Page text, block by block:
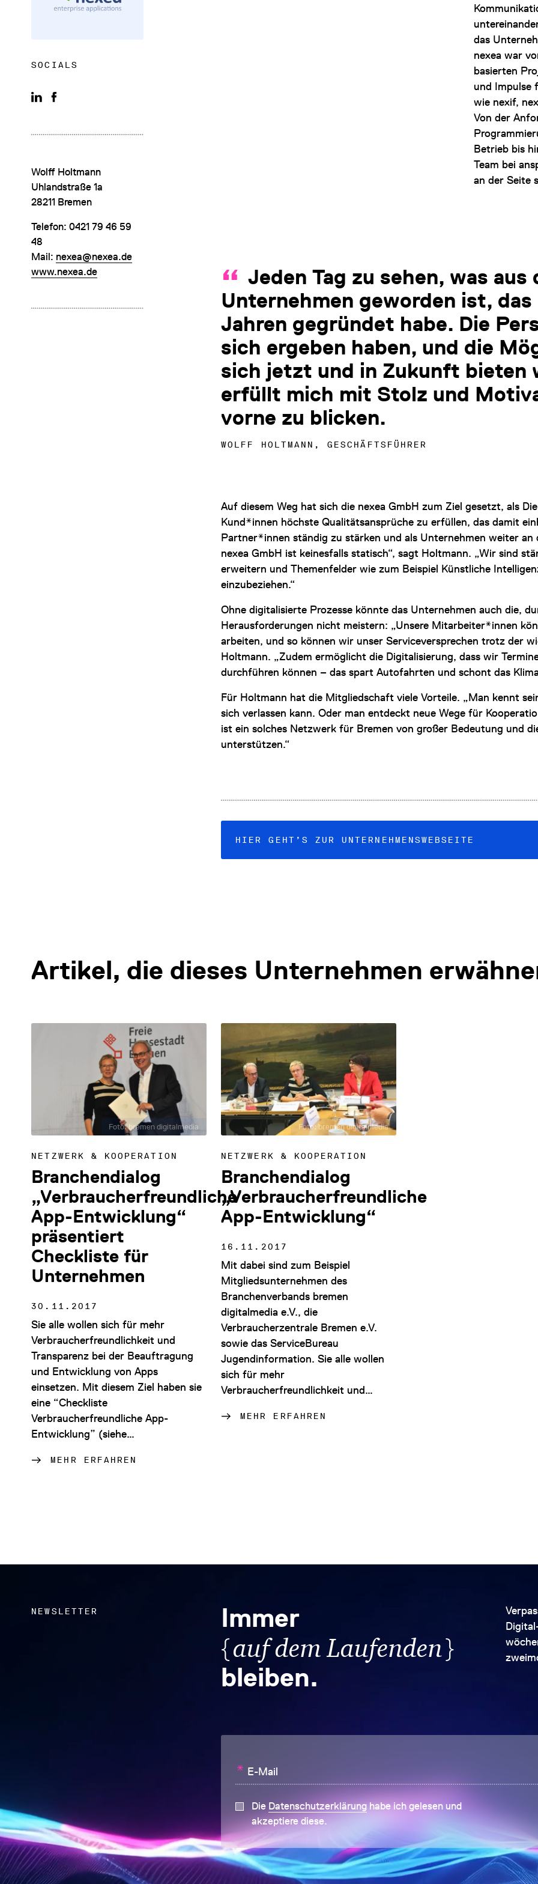
DATENSCHUTZ
COOKIE-EINSTELLUNGEN
SOCIALS
Wolff Holtmann
Uhlandstraße 1a
28211 Bremen
Telefon: 0421 79 46 59
48
Mail: nexea@nexea.de
www.nexea.de
das
nexea war
basierten
und Impulse
wie nexif,
Von der
Betrieb bis
Team bei
an der Seite
Jeden Tag zu sehen, was aus
Unternehmen geworden ist,
Jahren gegründet habe. Die
sich ergeben haben, und die
sich jetzt und in Zukunft bieten
erfüllt mich mit Stolz und
vorne zu blicken.
WOLFF HOLTMANN, GESCHÄFTSFÜHRER
Auf diesem Weg hat sich die nexea GmbH zum Ziel gesetzt, als
Kund*innen höchste Qualitätsansprüche zu erfüllen, das damit
Partner*innen ständig zu stärken und als Unternehmen weiter an
nexea GmbH ist keinesfalls statisch“, sagt Holtmann. „Wir sind
erweitern und Themenfelder wie zum Beispiel Künstliche
einzubeziehen.“
Ohne digitalisierte Prozesse könnte das Unternehmen auch die,
Herausforderungen nicht meistern: „Unsere Mitarbeiter*innen
arbeiten, und so können wir unser Serviceversprechen trotz der
Holtmann. „Zudem ermöglicht die Digitalisierung, dass wir
durchführen können – das spart Autofahrten und schont das
Für Holtmann hat die Mitgliedschaft viele Vorteile. „Man kennt
sich verlassen kann. Oder man entdeckt neue Wege für
ist ein solches Netzwerk für Bremen von großer Bedeutung und
unterstützen.“
HIER GEHT’S ZURUNTERNEHMENSWEBSEITE
Artikel, die dieses Unternehmen
Foto: bremen digitalmedia
NETZWERK & KOOPERATION
Branchendialog
„Verbraucherfreundliche
App-Entwicklung“
präsentiert
Checkliste für
Unternehmen
30.11.2017
Sie alle wollen sich für mehr
Verbraucherfreundlichkeit und
Transparenz bei der Beauftragung
und Entwicklung von Apps
einsetzen. Mit diesem Ziel haben sie
eine “Checkliste
Verbraucherfreundliche App-
Entwicklung” (siehe…
MEHR ERFAHREN
Foto: bremen digitalmedia
NETZWERK & KOOPERATION
Branchendialog
„Verbraucherfreundliche
App-Entwicklung“
16.11.2017
Mit dabei sind zum Beispiel
Mitgliedsunternehmen des
Branchenverbands bremen
digitalmedia e.V., die
Verbraucherzentrale Bremen e.V.
sowie das ServiceBureau
Jugendinformation. Sie alle wollen
sich für mehr
Verbraucherfreundlichkeit und…
MEHR ERFAHREN
NEWSLETTER Immer
{auf dem Laufenden}
bleiben.
* E-Mail
Die Datenschutzerklärunghabe ich gelesen und
akzeptiere diese.